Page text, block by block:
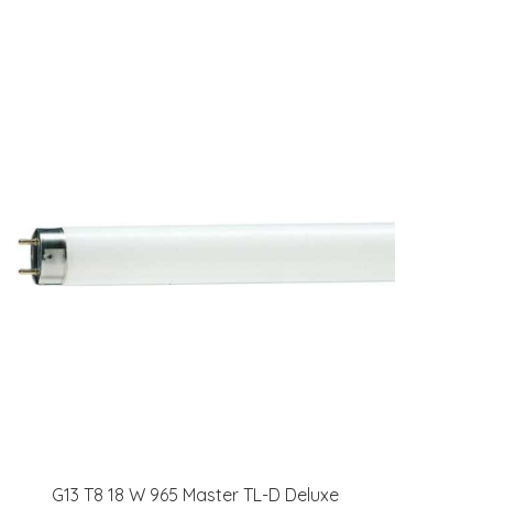
G13 T8 18 W 965 Master TL-D Deluxe